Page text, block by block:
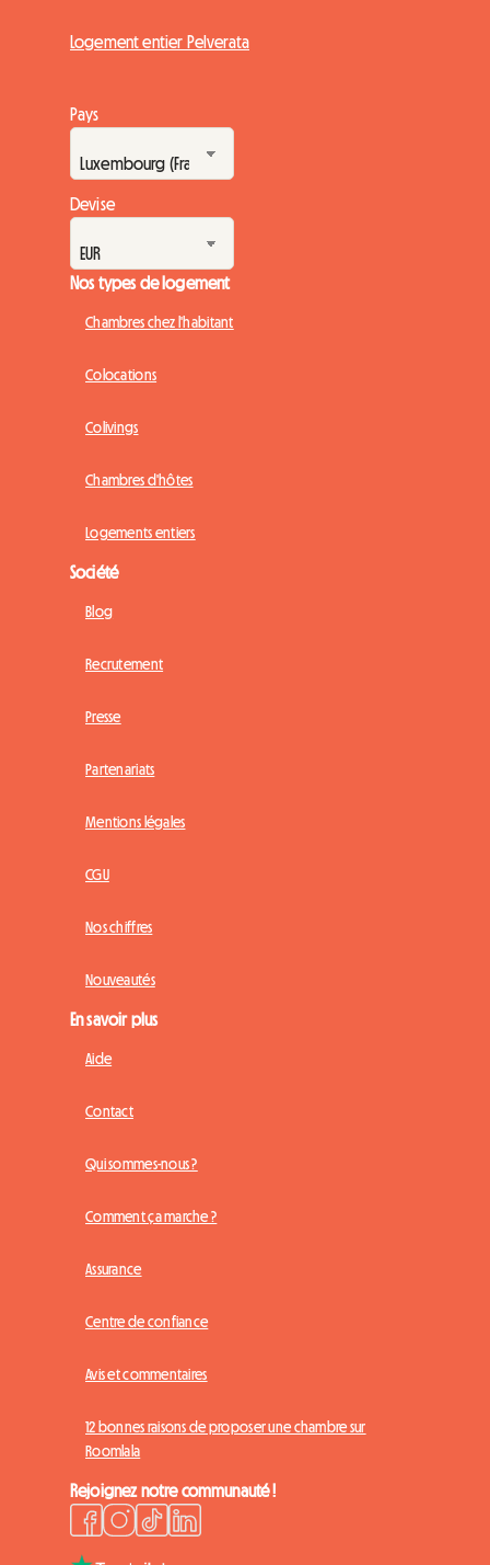
Logement entier Pelverata
Pays
Devise
Nos types de logement
Chambres chez l'habitant
Colocations
Colivings
Chambres d'hôtes
Logements entiers
Société
Blog
Recrutement
Presse
Partenariats
Mentions légales
CGU
Nos chiffres
Nouveautés
En savoir plus
Aide
Contact
Qui sommes-nous ?
Comment ça marche ?
Assurance
Centre de confiance
Avis et commentaires
12 bonnes raisons de proposer une chambre sur
Roomlala
Rejoignez notre communauté !